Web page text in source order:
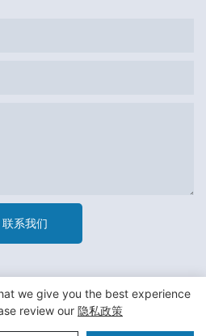
联系我们
材料包装有限公司 -隐私政策
we give you the best experience
review our 隐私政策